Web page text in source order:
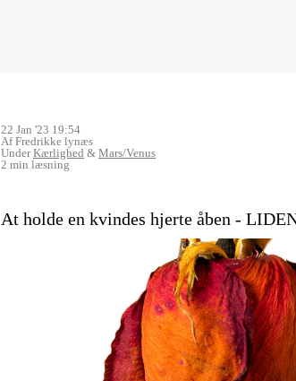
22 Jan '23 19:54
Af Fredrikke lynæs
UnderKærlighed & Mars/Venus
2 min læsning
At holde en kvindes hjerte åben -